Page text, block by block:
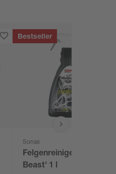
Bestseller
Sonax
Felgenreiniger 'Felgen
Beast' 1 l